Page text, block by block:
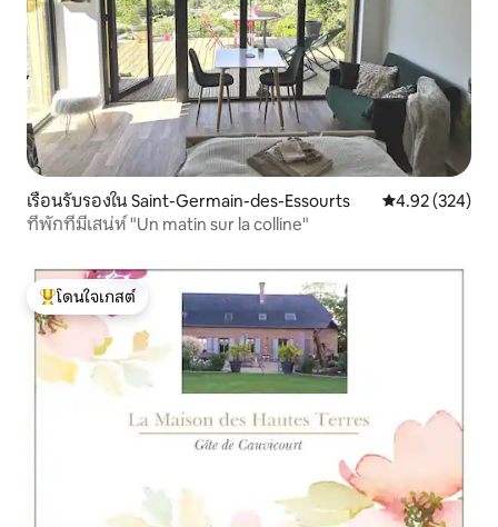
เรือนรับรองใน Saint-Germain-des-Essourts คะแนนเฉลี่ย
4.92 (324)
ที่พักที่มีเสน่ห์ "Un matin sur la colline"
โดนใจเกสต์ที่สุด
โดนใจเกสต์